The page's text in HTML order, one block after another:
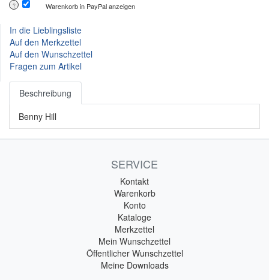
? Warenkorb in PayPal anzeigen
In die Lieblingsliste
Auf den Merkzettel
Auf den Wunschzettel
Fragen zum Artikel
Beschreibung
Benny Hill
SERVICE
Kontakt
Warenkorb
Konto
Kataloge
Merkzettel
Mein Wunschzettel
Öffentlicher Wunschzettel
Meine Downloads